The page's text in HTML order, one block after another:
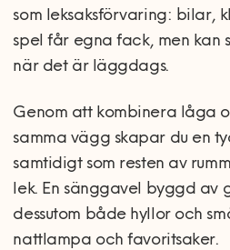
som leksaksförvaring: bilar,
spel får egna fack, men kan
när det är läggdags.
Genom att kombinera låga
samma vägg skapar du en
samtidigt som resten av
lek. En sänggavel byggd av
dessutom både hyllor och
nattlampa och favoritsaker.